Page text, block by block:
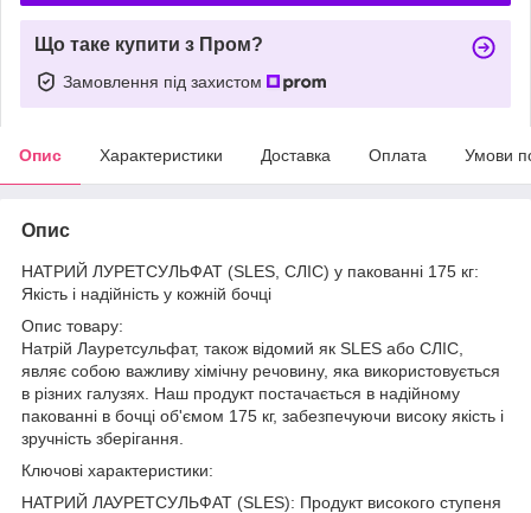
Що таке купити з Пром?
Замовлення під захистом
Опис Характеристики Доставка Оплата Умови
Опис
НАТРИЙ ЛУРЕТСУЛЬФАТ (SLES, СЛІС) у пакованні 175 кг:
Якість і надійність у кожній бочці
Опис товару:
Натрій Лауретсульфат, також відомий як SLES або СЛІС,
являє собою важливу хімічну речовину, яка використовується
в різних галузях. Наш продукт постачається в надійному
пакованні в бочці об'ємом 175 кг, забезпечуючи високу якість і
зручність зберігання.
Ключові характеристики:
НАТРИЙ ЛАУРЕТСУЛЬФАТ (SLES): Продукт високого ступеня